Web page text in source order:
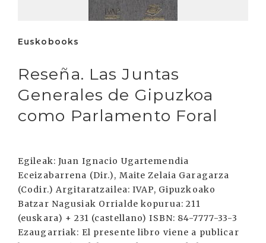
Euskobooks
Reseña. Las Juntas
Generales de Gipuzkoa
como Parlamento Foral
Egileak: Juan Ignacio Ugartemendia
Eceizabarrena (Dir.), Maite Zelaia Garagarza
(Codir.) Argitaratzailea: IVAP, Gipuzkoako
Batzar Nagusiak Orrialde kopurua: 211
(euskara) + 231 (castellano) ISBN: 84-7777-33-3
Ezaugarriak: El presente libro viene a publicar